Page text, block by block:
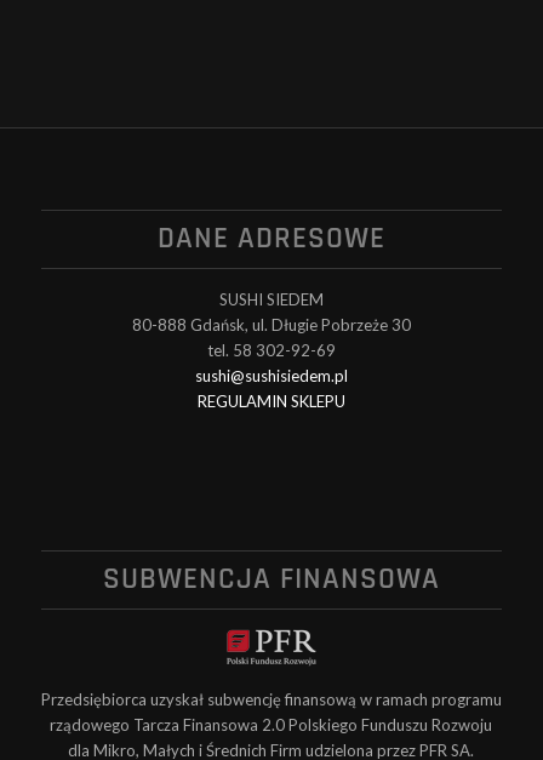
DANE ADRESOWE
SUSHI SIEDEM
80-888 Gdańsk, ul. Długie Pobrzeże 30
tel. 58 302-92-69
sushi@sushisiedem.pl
REGULAMIN SKLEPU
SUBWENCJA FINANSOWA
Przedsiębiorca uzyskał subwencję finansową w ramach programu
rządowego Tarcza Finansowa 2.0 Polskiego Funduszu Rozwoju
dla Mikro, Małych i Średnich Firm udzielona przez PFR SA.